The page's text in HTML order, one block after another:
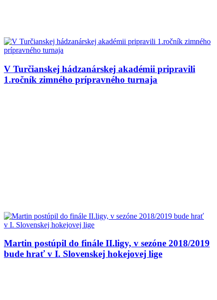
V Turčianskej hádzanárskej akadémii pripravili
1.ročník zimného prípravného turnaja
Martin postúpil do finále II.ligy, v sezóne 2018/2019
bude hrať v I. Slovenskej hokejovej lige